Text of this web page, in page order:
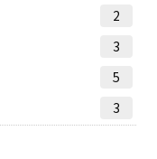
2
3
5
3